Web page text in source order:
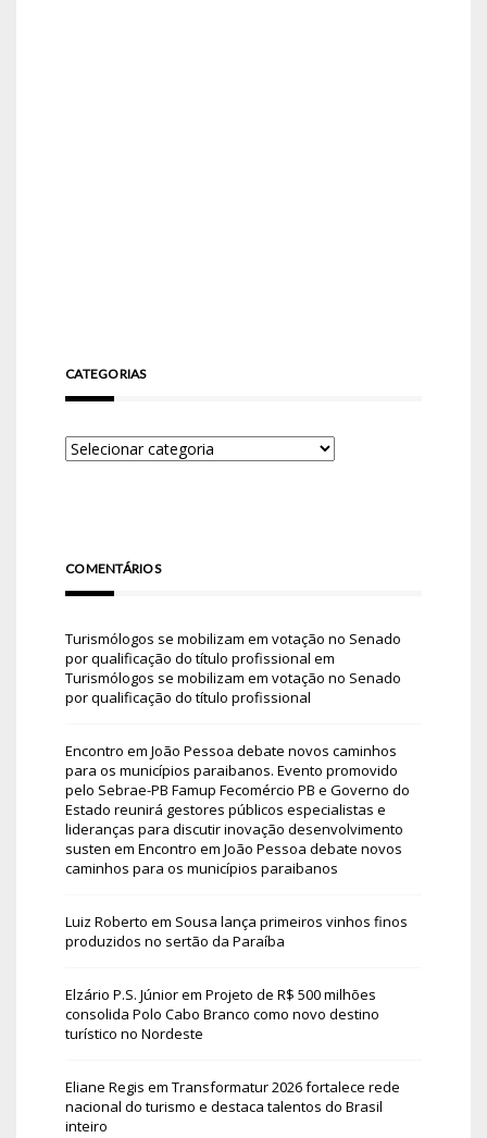
CATEGORIAS
COMENTÁRIOS
Turismólogos se mobilizam em votação no Senado
por qualificação do título profissional em
Turismólogos se mobilizam em votação no Senado
por qualificação do título profissional
Encontro em João Pessoa debate novos caminhos
para os municípios paraibanos. Evento promovido
pelo Sebrae-PB Famup Fecomércio PB e Governo do
Estado reunirá gestores públicos especialistas e
lideranças para discutir inovação desenvolvimento
susten em Encontro em João Pessoa debate novos
caminhos para os municípios paraibanos
Luiz Roberto em Sousa lança primeiros vinhos finos
produzidos no sertão da Paraíba
Elzário P.S. Júniorem Projeto de R$ 500 milhões
consolida Polo Cabo Branco como novo destino
turístico no Nordeste
Eliane Regis em Transformatur 2026 fortalece rede
nacional do turismo e destaca talentos do Brasil
inteiro